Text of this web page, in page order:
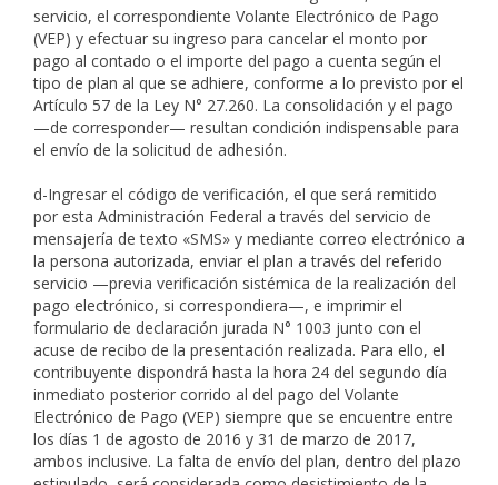
servicio, el correspondiente Volante Electrónico de Pago
(VEP) y efectuar su ingreso para cancelar el monto por
pago al contado o el importe del pago a cuenta según el
tipo de plan al que se adhiere, conforme a lo previsto por el
Artículo 57 de la Ley N° 27.260. La consolidación y el pago
—de corresponder— resultan condición indispensable para
el envío de la solicitud de adhesión.
d-Ingresar el código de verificación, el que será remitido
por esta Administración Federal a través del servicio de
mensajería de texto «SMS» y mediante correo electrónico a
la persona autorizada, enviar el plan a través del referido
servicio —previa verificación sistémica de la realización del
pago electrónico, si correspondiera—, e imprimir el
formulario de declaración jurada N° 1003 junto con el
acuse de recibo de la presentación realizada. Para ello, el
contribuyente dispondrá hasta la hora 24 del segundo día
inmediato posterior corrido al del pago del Volante
Electrónico de Pago (VEP) siempre que se encuentre entre
los días 1 de agosto de 2016 y 31 de marzo de 2017,
ambos inclusive. La falta de envío del plan, dentro del plazo